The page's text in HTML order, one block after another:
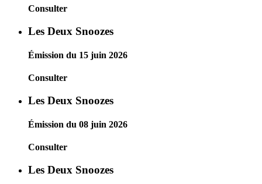
Consulter
Les Deux Snoozes
Émission du 15 juin 2026
Consulter
Les Deux Snoozes
Émission du 08 juin 2026
Consulter
Les Deux Snoozes